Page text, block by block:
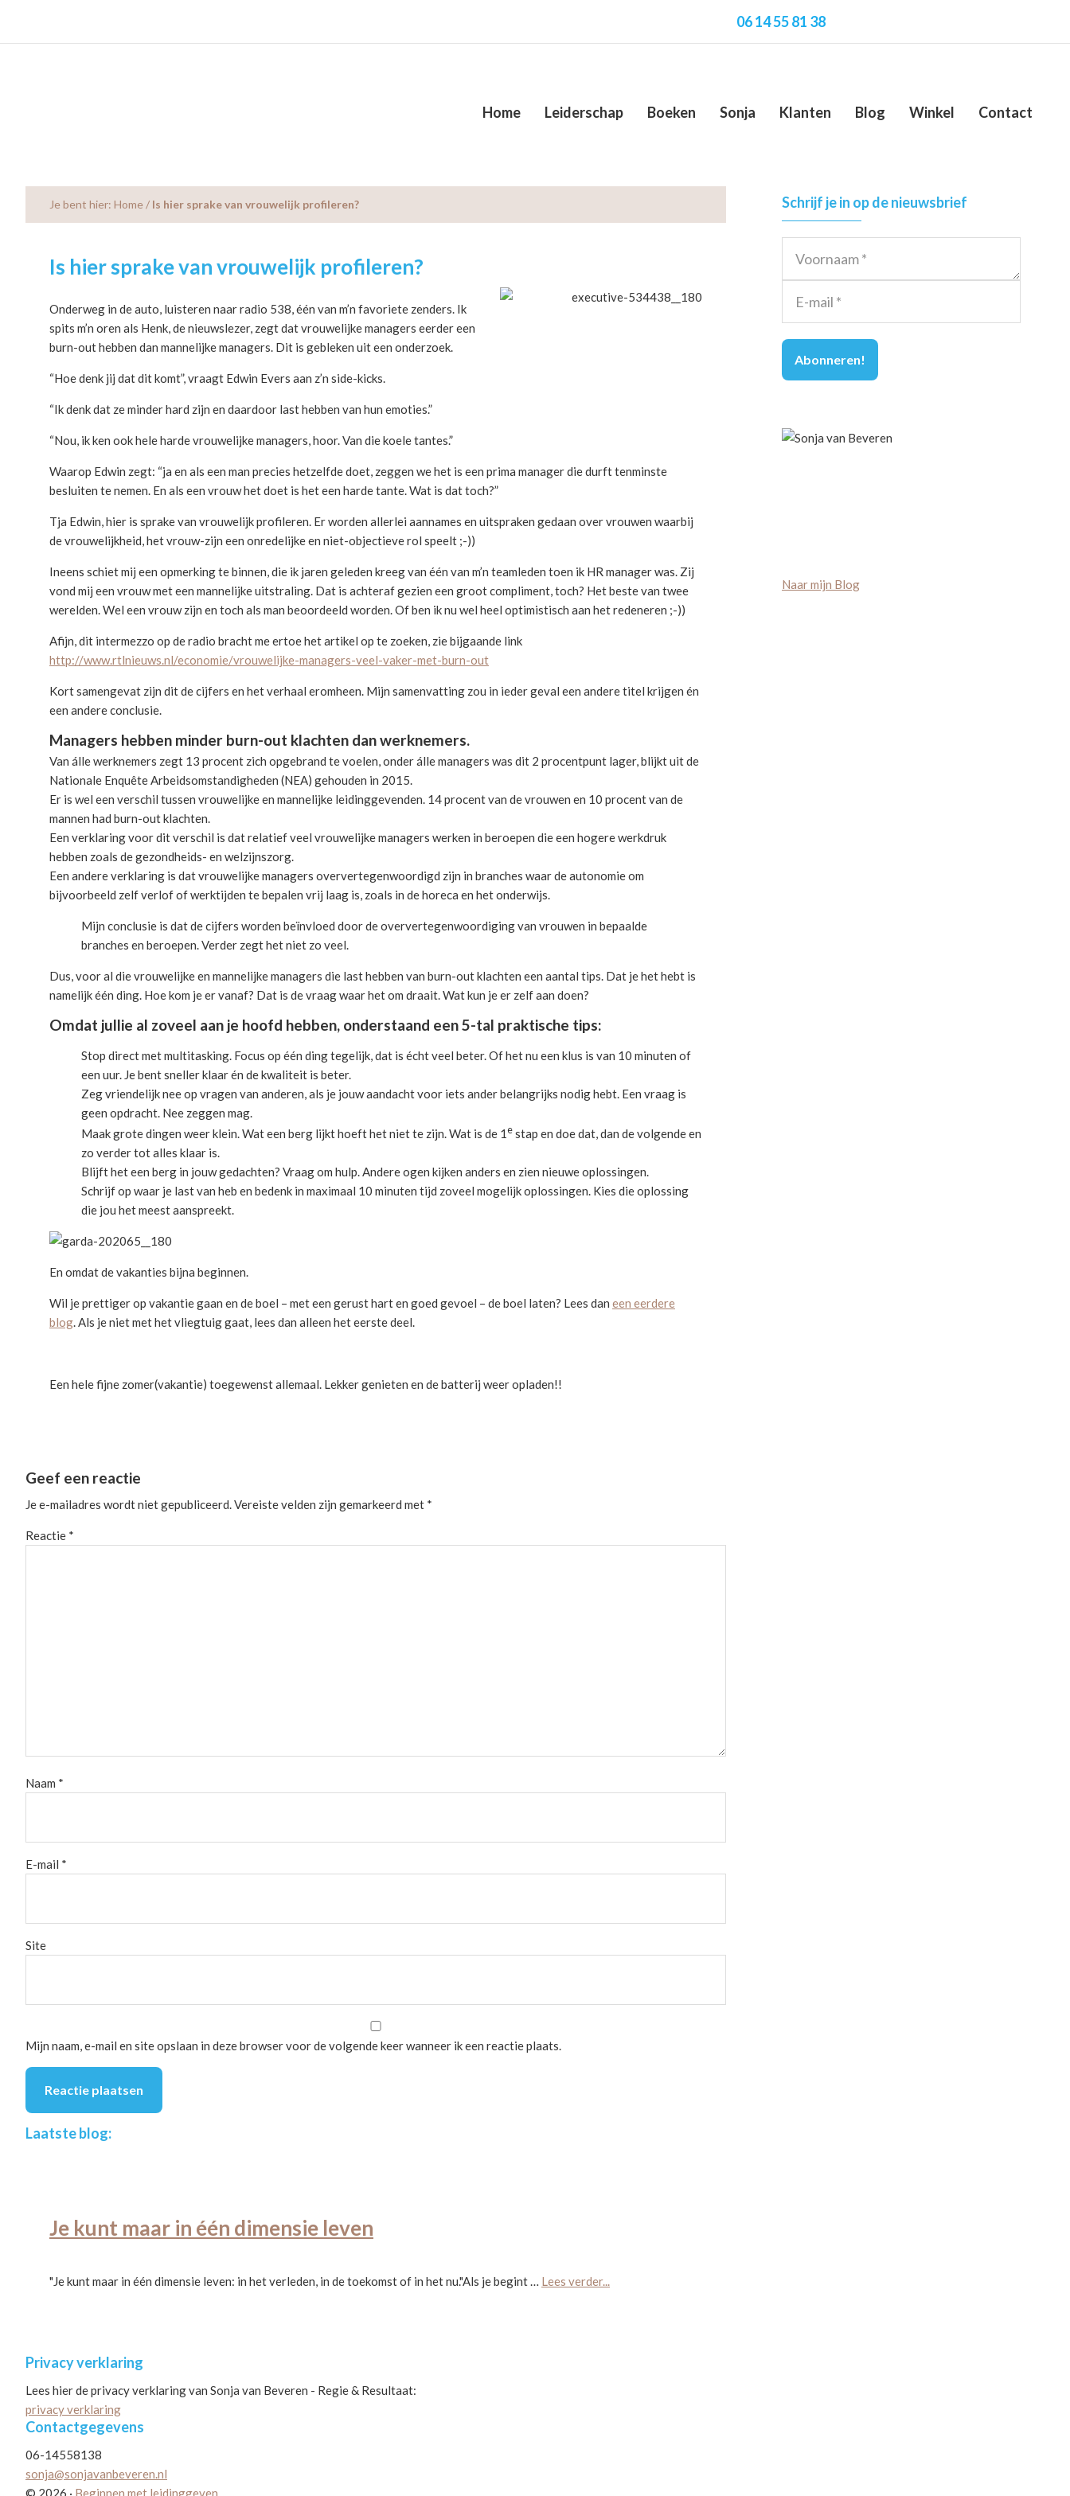
main
primary
footer
06 14 55 81 38
Home Leiderschap Boeken Sonja Klanten Blog Winkel Contact
Je bent hier: Home / Is hier sprake van vrouwelijk profileren?
Is hier sprake van vrouwelijk profileren?
Onderweg in de auto, luisteren naar radio 538, één van m’n favoriete zenders. Ik
spits m’n oren als Henk, de nieuwslezer, zegt dat vrouwelijke managers eerder een
burn-out hebben dan mannelijke managers. Dit is gebleken uit een onderzoek.
“Hoe denk jij dat dit komt”, vraagt Edwin Evers aan z’n side-kicks.
“Ik denk dat ze minder hard zijn en daardoor last hebben van hun emoties.”
“Nou, ik ken ook hele harde vrouwelijke managers, hoor. Van die koele tantes.”
Waarop Edwin zegt: “ja en als een man precies hetzelfde doet, zeggen we het is een prima manager die durft tenminste
besluiten te nemen. En als een vrouw het doet is het een harde tante. Wat is dat toch?”
Tja Edwin, hier is sprake van vrouwelijk profileren. Er worden allerlei aannames en uitspraken gedaan over vrouwen waarbij
de vrouwelijkheid, het vrouw-zijn een onredelijke en niet-objectieve rol speelt ;-))
Ineens schiet mij een opmerking te binnen, die ik jaren geleden kreeg van één van m’n teamleden toen ik HR manager was. Zij
vond mij een vrouw met een mannelijke uitstraling. Dat is achteraf gezien een groot compliment, toch? Het beste van twee
werelden. Wel een vrouw zijn en toch als man beoordeeld worden. Of ben ik nu wel heel optimistisch aan het redeneren ;-))
Afijn, dit intermezzo op de radio bracht me ertoe het artikel op te zoeken, zie bijgaande link
http://www.rtlnieuws.nl/economie/vrouwelijke-managers-veel-vaker-met-burn-out
Kort samengevat zijn dit de cijfers en het verhaal eromheen. Mijn samenvatting zou in ieder geval een andere titel krijgen én
een andere conclusie.
Managers hebben minder burn-out klachten dan werknemers.
Van álle werknemers zegt 13 procent zich opgebrand te voelen, onder álle managers was dit 2 procentpunt lager, blijkt uit de
Nationale Enquête Arbeidsomstandigheden (NEA) gehouden in 2015.
Er is wel een verschil tussen vrouwelijke en mannelijke leidinggevenden. 14 procent van de vrouwen en 10 procent van de
mannen had burn-out klachten.
Een verklaring voor dit verschil is dat relatief veel vrouwelijke managers werken in beroepen die een hogere werkdruk
hebben zoals de gezondheids- en welzijnszorg.
Een andere verklaring is dat vrouwelijke managers oververtegenwoordigd zijn in branches waar de autonomie om
bijvoorbeeld zelf verlof of werktijden te bepalen vrij laag is, zoals in de horeca en het onderwijs.
Mijn conclusie is dat de cijfers worden beïnvloed door de oververtegenwoordiging van vrouwen in bepaalde
branches en beroepen. Verder zegt het niet zo veel.
Dus, voor al die vrouwelijke en mannelijke managers die last hebben van burn-out klachten een aantal tips. Dat je het hebt is
namelijk één ding. Hoe kom je er vanaf? Dat is de vraag waar het om draait. Wat kun je er zelf aan doen?
Omdat jullie al zoveel aan je hoofd hebben, onderstaand een 5-tal praktische tips:
Stop direct met multitasking. Focus op één ding tegelijk, dat is écht veel beter. Of het nu een klus is van 10 minuten of
een uur. Je bent sneller klaar én de kwaliteit is beter.
Zeg vriendelijk nee op vragen van anderen, als je jouw aandacht voor iets ander belangrijks nodig hebt. Een vraag is
geen opdracht. Nee zeggen mag.
Maak grote dingen weer klein. Wat een berg lijkt hoeft het niet te zijn. Wat is de 1e stap en doe dat, dan de volgende en
zo verder tot alles klaar is.
Blijft het een berg in jouw gedachten? Vraag om hulp. Andere ogen kijken anders en zien nieuwe oplossingen.
Schrijf op waar je last van heb en bedenk in maximaal 10 minuten tijd zoveel mogelijk oplossingen. Kies die oplossing
die jou het meest aanspreekt.
En omdat de vakanties bijna beginnen.
Wil je prettiger op vakantie gaan en de boel – met een gerust hart en goed gevoel – de boel laten? Lees dan een eerdere
blog. Als je niet met het vliegtuig gaat, lees dan alleen het eerste deel.
Een hele fijne zomer(vakantie) toegewenst allemaal. Lekker genieten en de batterij weer opladen!!
Reader
Geef een reactie
Je e-mailadres wordt niet gepubliceerd.Vereiste velden zijn gemarkeerd met *
Reactie *
Naam *
E-mail *
Site
Mijn naam, e-mail en site opslaan in deze browser voor de volgende keer wanneer ik een reactie plaats.
Primary
Sidebar
Schrijf je in op de nieuwsbrief
Naar mijn Blog
FooterLaatste blog:
Je kunt maar in één dimensie leven
"Je kunt maar in één dimensie leven: in het verleden, in de toekomst of in het nu."Als je begint … Lees verder...
Privacy verklaring
Lees hier de privacy verklaring van Sonja van Beveren - Regie & Resultaat:
privacy verklaring
Contactgegevens
06-14558138
sonja@sonjavanbeveren.nl
© 2026 · Beginnen met leidinggeven